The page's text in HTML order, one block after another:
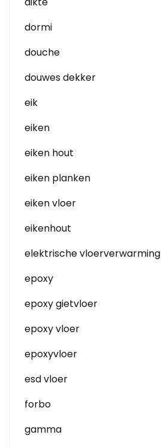
dormi
douche
douwes dekker
eik
eiken
eiken hout
eiken planken
eiken vloer
eikenhout
elektrische vloerverwarming
epoxy
epoxy gietvloer
epoxy vloer
epoxyvloer
esd vloer
forbo
gamma